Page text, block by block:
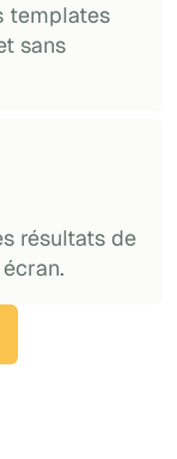
templates
sans
résultats de